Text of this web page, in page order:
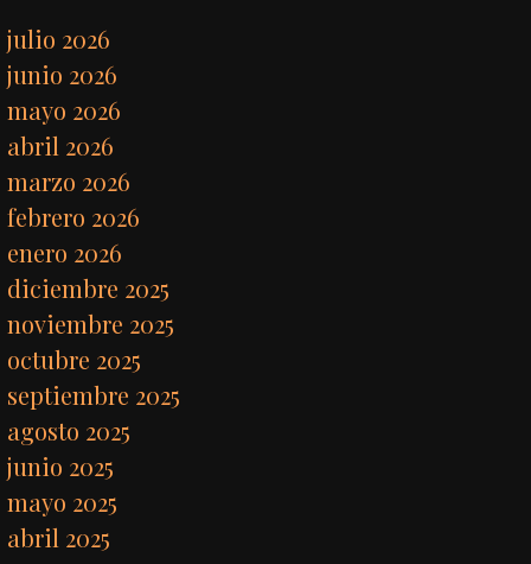
julio 2026
junio 2026
mayo 2026
abril 2026
marzo 2026
febrero 2026
enero 2026
diciembre 2025
noviembre 2025
octubre 2025
septiembre 2025
agosto 2025
junio 2025
mayo 2025
abril 2025